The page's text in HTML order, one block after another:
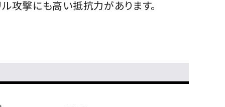
攻撃にも高い抵抗力があります。